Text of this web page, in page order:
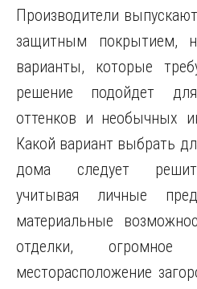
Производители
защитным покрытием,
варианты, которые
решение подойдет
оттенков и необычных
Какой вариант выбрать
дома следует
учитывая личные
материальные
отделки,
месторасположение